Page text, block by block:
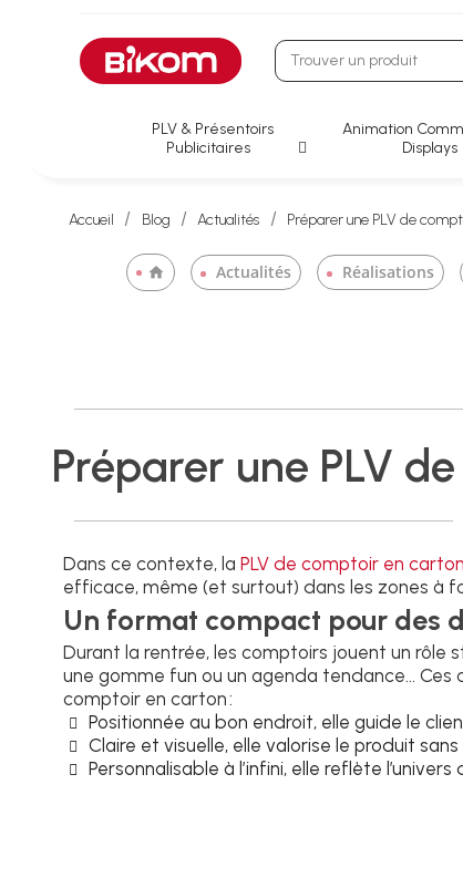
PLV & Présentoirs
Publicitaires
Animation
Displays
Accueil Blog Actualités Préparer une PLV de
home Actualités Réalisations
Préparer une PLV
Dans ce contexte, la PLV de comptoir en carton
efficace, même (et surtout) dans les zones à
Un format compact pour des
Durant la rentrée, les comptoirs jouent un rôle
une gomme fun ou un agenda tendance... Ces
comptoir en carton :
Positionnée au bon endroit, elle guide le
Claire et visuelle, elle valorise le produit sans
Personnalisable à l’infini, elle reflète